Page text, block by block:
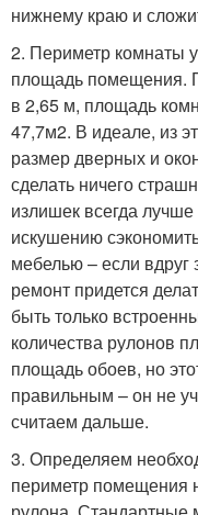
нижнему краю и
2. Периметр комнаты
площадь помещения.
в 2,65 м, площадь
47,7м2. В идеале, из
размер дверных и
сделать ничего
излишек всегда
искушению
мебелью – если вдруг
ремонт придется
быть только
количества рулонов
площадь обоев, но
правильным – он не
считаем дальше.
3. Определяем
периметр помещения